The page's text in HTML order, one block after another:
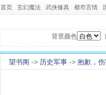
首页 玄幻魔法 武侠修真 都市言情
背景颜色
望书阁 -> 历史军事 -> 抱歉，伤